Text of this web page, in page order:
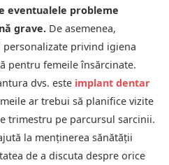
eventualele probleme
grave. De asemenea,
privind igiena
pentru femeile însărcinate.
dvs. este implant dentar
ar trebui să planifice vizite
trimestru pe parcursul sarcinii.
la menținerea sănătății
de a discuta despre orice